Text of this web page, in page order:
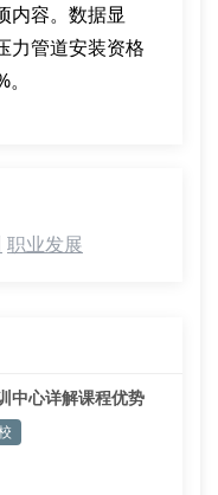
内容。数据显
力管道安装资格
职业发展
中心详解课程优势